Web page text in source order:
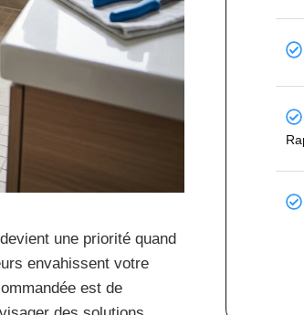
une priorité quand
envahissent votre
est de